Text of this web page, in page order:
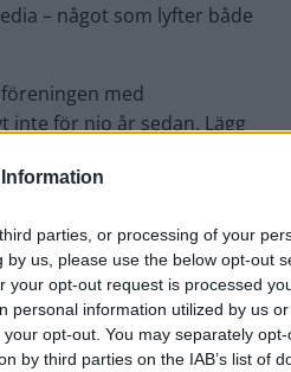
parties, or processing of your
us, please use the below opt-out
your opt-out request is processed
personal information utilized by us
opt-out. You may separately
by third parties on the IAB’s list of
– något som lyfter både
med
inte för nio år sedan. Lägg
varje år.
jag är alltid för
och andra idrotter, som
även ge väldigt mycket